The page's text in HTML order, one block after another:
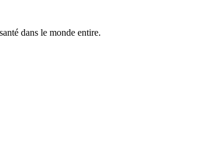
dans le monde entire.